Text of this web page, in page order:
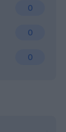
0
0
0